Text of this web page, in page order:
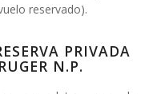
reservado).
PRIVADA
N.P.